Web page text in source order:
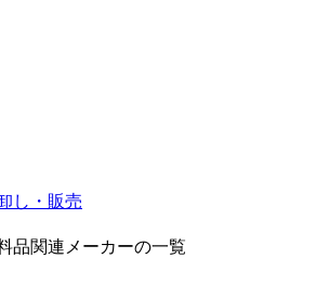
し・販売
品関連メーカーの一覧